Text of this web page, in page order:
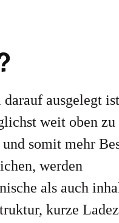
ausgelegt
weit oben zu
somit mehr
werden
als auch
kurze